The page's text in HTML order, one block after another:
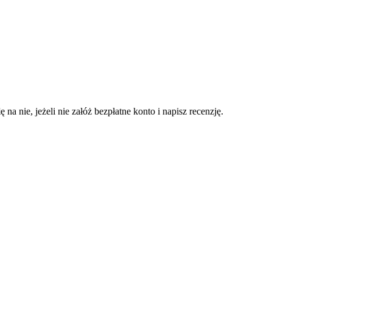
nie, jeżeli nie załóż bezpłatne konto i napisz recenzję.